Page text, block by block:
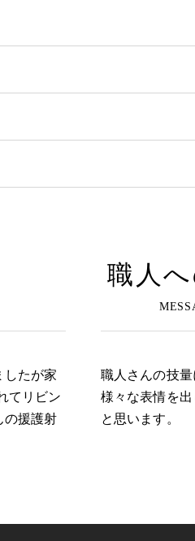
したが家
てリビン
の援護射
職人
職人さんの技
様々な表情を
と思います。